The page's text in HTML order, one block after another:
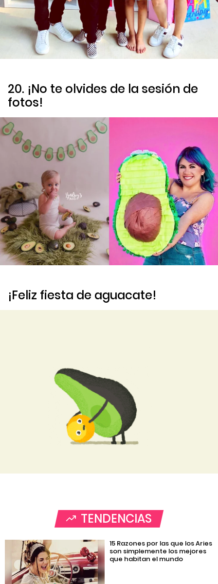
20. ¡No te olvides de la sesión de
fotos!
¡Feliz fiesta de aguacate!
TENDENCIAS
15 Razones por las que los Aries
son simplemente los mejores
que habitan el mundo